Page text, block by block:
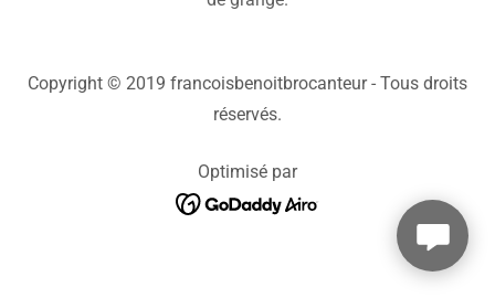
Copyright © 2019 francoisbenoitbrocanteur - Tous droits
réservés.
Optimisé par